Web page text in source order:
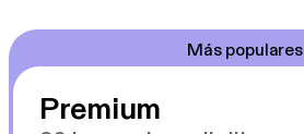
Más populares
Premium